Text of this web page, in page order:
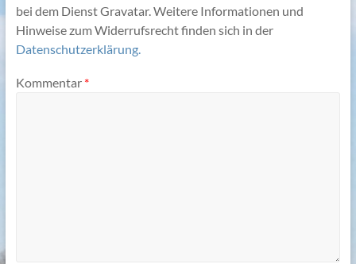
bei dem Dienst Gravatar. Weitere Informationen und
Hinweise zum Widerrufsrecht finden sich in der
Datenschutzerklärung.
Kommentar *